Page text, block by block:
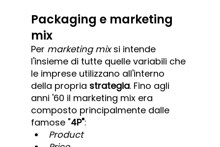
Packaging e marketing
mix
Per marketing mix si intende
l'insieme di tutte quelle variabili che
le imprese utilizzano all'interno
della propria strategia. Fino agli
anni '60 il marketing mix era
composto principalmente dalle
famose "4P":
Product